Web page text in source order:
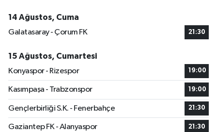
14 Ağustos, Cuma
Galatasaray - Çorum FK
21:30
15 Ağustos, Cumartesi
Konyaspor - Rizespor
19:00
Kasımpaşa - Trabzonspor 19:00
Gençlerbirliği S.K. - Fenerbahçe 21:30
Gaziantep FK - Alanyaspor 21:30